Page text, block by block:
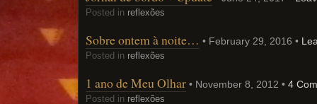
Posted in reflexões
Sobre ontem à noite… • February 29, 2016 •
Posted in reflexões
1 ano de Meu Olhar • November 8, 2012 • 4
Posted in reflexões